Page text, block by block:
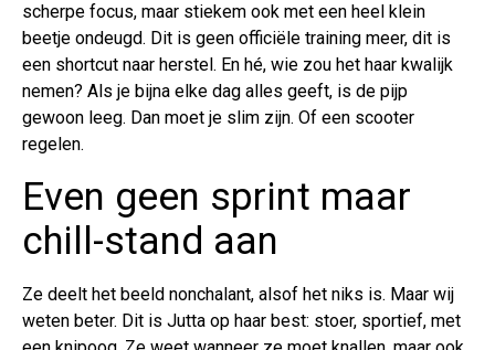
scherpe focus, maar stiekem ook met een heel klein
beetje ondeugd. Dit is geen officiële training meer, dit is
een shortcut naar herstel. En hé, wie zou het haar kwalijk
nemen? Als je bijna elke dag alles geeft, is de pijp
gewoon leeg. Dan moet je slim zijn. Of een scooter
regelen.
Even geen sprint maar
chill-stand aan
Ze deelt het beeld nonchalant, alsof het niks is. Maar wij
weten beter. Dit is Jutta op haar best: stoer, sportief, met